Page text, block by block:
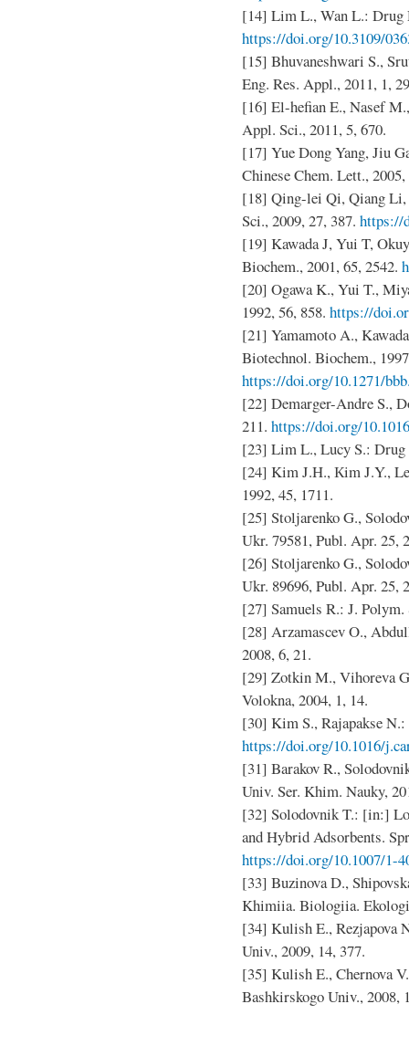
[14] Lim L., Wan L.: Drug
https://doi.org/10.3109/
[15] Bhuvaneshwari S.,
Eng. Res. Appl., 2011, 1,
[16] El-hefian E., Nasef
Appl. Sci., 2011, 5, 670.
[17] Yue Dong Yang, Jiu
Chinese Chem. Lett.,
[18] Qing-lei Qi, Qiang Li,
Sci., 2009, 27, 387. https://
[19] Kawada J, Yui T,
Biochem., 2001, 65, 2542.
[20] Ogawa K., Yui T.,
1992, 56, 858. https://
[21] Yamamoto A.,
Biotechnol. Biochem.,
https://doi.org/10.1271/
[22] Demarger-Andre S.,
211. https://doi.org/
[23] Lim L., Lucy S.: Drug
[24] Kim J.H., Кim J.Y.,
1992, 45, 1711.
[25] Stoljarenko G.,
Ukr. 79581, Publ. Apr. 25,
[26] Stoljarenko G.,
Ukr. 89696, Publ. Apr. 25,
[27] Samuels R.: J. Polym.
[28] Arzamascev O.,
2008, 6, 21.
[29] Zotkin M., Vihoreva
Volokna, 2004, 1, 14.
[30] Kim S., Rajapakse
https://doi.org/10.1016/
[31] Barakov R.,
Univ. Ser. Khim. Nauky,
[32] Solodovnik T.: [in:]
and Hybrid Adsorbents.
https://doi.org/10.1007/1-
[33] Buzinova D.,
Khimiia. Biologiia.
[34] Kulish E., Rezjapova
Univ., 2009, 14, 377.
[35] Kulish E., Chernova
Bashkirskogo Univ., 2008,